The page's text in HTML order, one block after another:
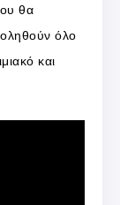
θα
όλο
και